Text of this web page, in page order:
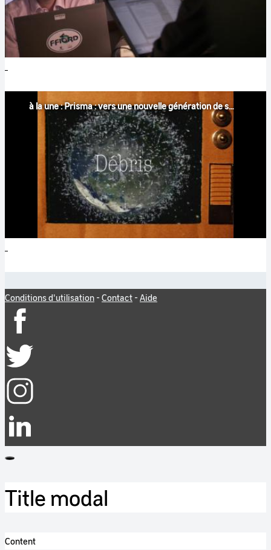
à la une : Prisma : vers une nouvelle génération de satellites
Conditions d'utilisation - Contact - Aide
Title modal
Content